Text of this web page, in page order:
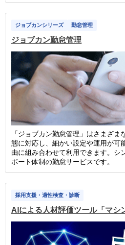
ジョブカンシリーズ 勤怠管理
ジョブカン勤怠管理
「ジョブカン勤怠管理」はさまざ
態に対応し、細かい設定や運用が可
由に組み合わせて利用できます。シ
ポート体制の勤怠サービスです。
採用支援・適性検査・診断
AIによる人材評価ツール「マシ